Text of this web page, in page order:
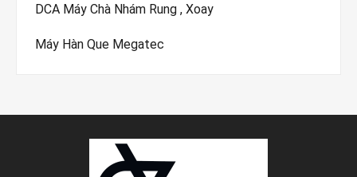
DCA Máy Chà Nhám Rung , Xoay
Máy Hàn Que Megatec